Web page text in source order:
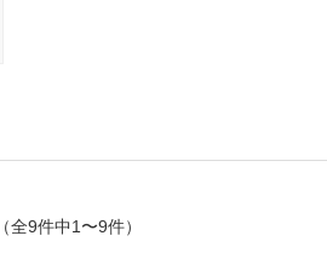
（全9件中1〜9件）